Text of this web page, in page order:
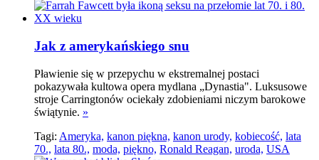
Jak z amerykańskiego snu
Pławienie się w przepychu w ekstremalnej postaci
pokazywała kultowa opera mydlana „Dynastia". Luksusowe
stroje Carringtonów ociekały zdobieniami niczym barokowe
świątynie. »
Tagi: Ameryka, kanon piękna, kanon urody, kobiecość, lata
70., lata 80., moda, piękno, Ronald Reagan, uroda, USA